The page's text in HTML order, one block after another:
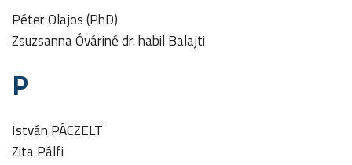
Péter Olajos (PhD)
Zsuzsanna Óváriné dr. habil Balajti
P
István PÁCZELT
Zita Pálfi